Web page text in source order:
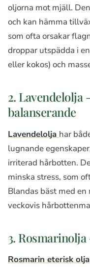
oljorna mot mjäll.
och kan hämma
som ofta orsakar
droppar utspädda i
eller kokos) och
2. Lavendelolja
balanserande
Lavendelolja har
lugnande
irriterad hårbotten.
minska stress, som
Blandas bäst med
veckovis
3.
Rosmarin eterisk olja